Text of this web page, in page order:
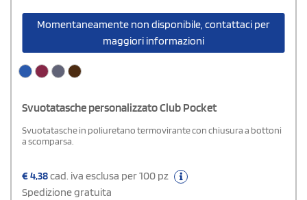
Momentaneamente non disponibile, contattaci per
maggiori informazioni
Svuotatasche personalizzato Club Pocket
Svuotatasche in poliuretano termovirante con chiusura a bottoni
a scomparsa.
€4,38cad. iva esclusa per 100 pz
Spedizione gratuita